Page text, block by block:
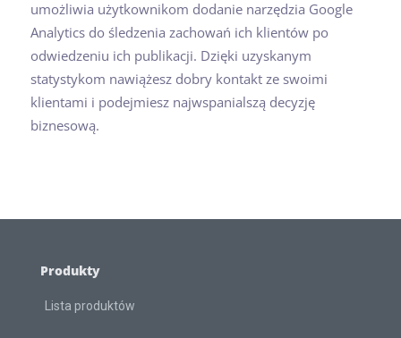
umożliwia użytkownikom dodanie narzędzia Google
Analytics do śledzenia zachowań ich klientów po
odwiedzeniu ich publikacji. Dzięki uzyskanym
statystykom nawiążesz dobry kontakt ze swoimi
klientami i podejmiesz najwspanialszą decyzję
biznesową.
Produkty
Lista produktów